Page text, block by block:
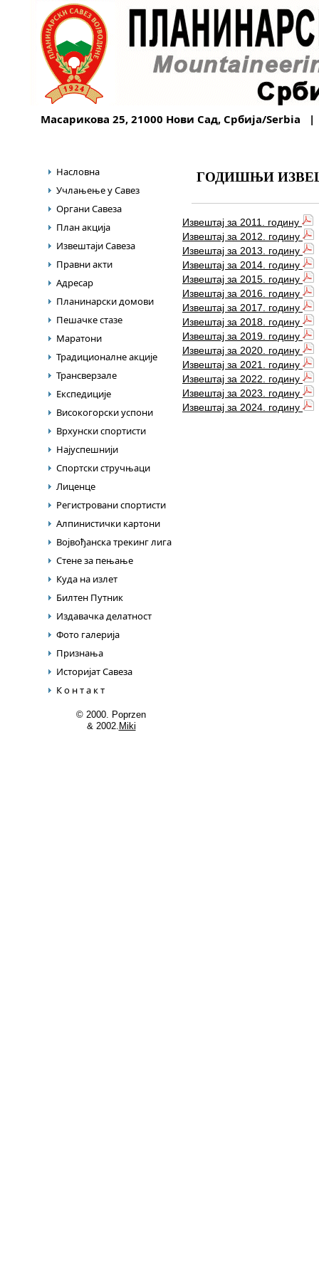
Масарикова 25, 21000 Нови Сад, Србија/Serbia
Насловна
Учлањење у Савез
Органи Савеза
План акција
Извештаји Савеза
Правни акти
Адресар
Планинарски домови
Пешачке стазе
Маратони
Традиционалне акције
Трансверзале
Експедиције
Високогорски успони
Врхунски спортисти
Најуспешнији
Спортски стручњаци
Лиценце
Регистровани спортисти
Алпинистички картони
Војвођанска трекинг лига
Стене за пењање
Куда на излет
Билтен Путник
Издавачка делатност
Фото галерија
Признања
Историјат Савеза
К о н т а к т
© 2000. Poprzen
& 2002. Miki
ГОДИШЊИ
Извештај за 2011. годину
Извештај за 2012. годину
Извештај за 2013. годину
Извештај за 2014. годину
Извештај за 2015. годину
Извештај за 2016. годину
Извештај за 2017. годину
Извештај за 2018. годину
Извештај за 2019. годину
Извештај за 2020. годину
Извештај за 2021. годину
Извештај за 2022. годину
Извештај за 2023. годину
Извештај за 2024. годину